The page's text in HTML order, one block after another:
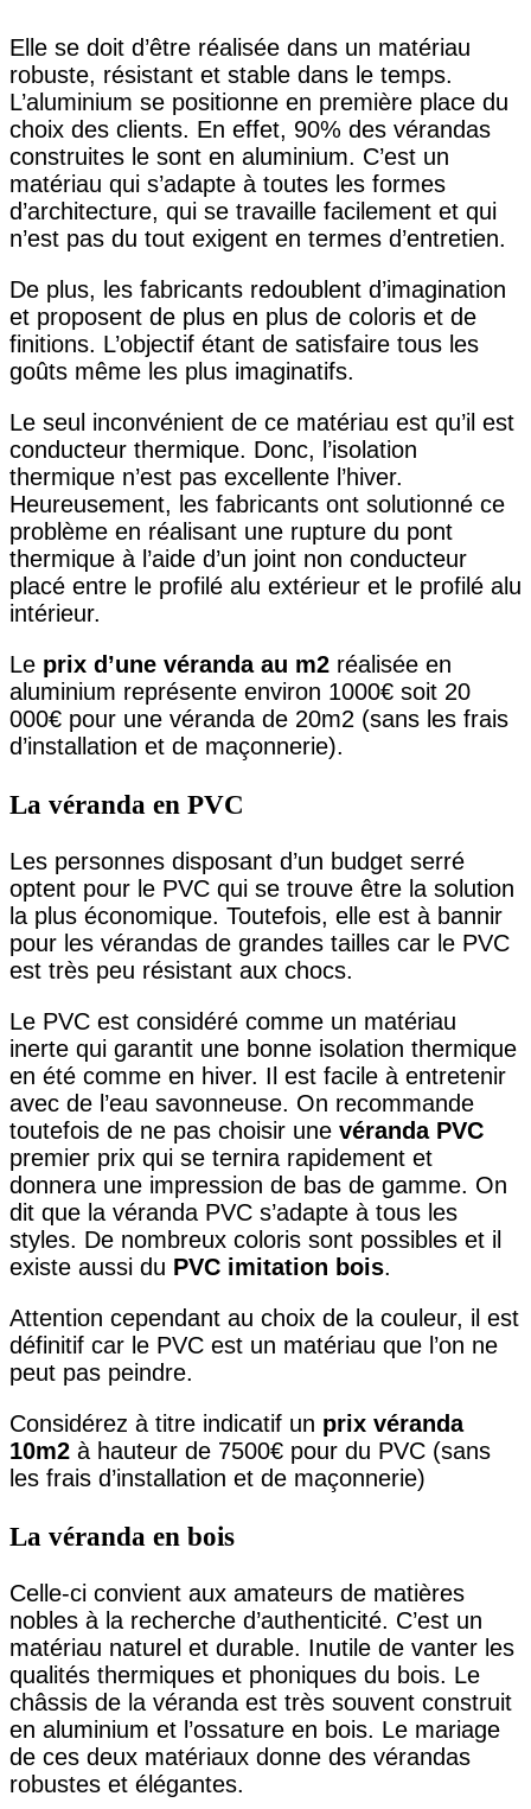
Elle se doit d’être réalisée dans un matériau
robuste, résistant et stable dans le temps.
L’aluminium se positionne en première place du
choix des clients. En effet, 90% des vérandas
construites le sont en aluminium. C’est un
matériau qui s’adapte à toutes les formes
d’architecture, qui se travaille facilement et qui
n’est pas du tout exigent en termes d’entretien.
De plus, les fabricants redoublent d’imagination
et proposent de plus en plus de coloris et de
finitions. L’objectif étant de satisfaire tous les
goûts même les plus imaginatifs.
Le seul inconvénient de ce matériau est qu’il est
conducteur thermique. Donc, l’isolation
thermique n’est pas excellente l’hiver.
Heureusement, les fabricants ont solutionné ce
problème en réalisant une rupture du pont
thermique à l’aide d’un joint non conducteur
placé entre le profilé alu extérieur et le profilé alu
intérieur.
Le prix d’une véranda au m2 réalisée en
aluminium représente environ 1000€ soit 20
000€ pour une véranda de 20m2 (sans les frais
d’installation et de maçonnerie).
La véranda en PVC
Les personnes disposant d’un budget serré
optent pour le PVC qui se trouve être la solution
la plus économique. Toutefois, elle est à bannir
pour les vérandas de grandes tailles car le PVC
est très peu résistant aux chocs.
Le PVC est considéré comme un matériau
inerte qui garantit une bonne isolation thermique
en été comme en hiver. Il est facile à entretenir
avec de l’eau savonneuse. On recommande
toutefois de ne pas choisir une véranda PVC
premier prix qui se ternira rapidement et
donnera une impression de bas de gamme. On
dit que la véranda PVC s’adapte à tous les
styles. De nombreux coloris sont possibles et il
existe aussi du PVC imitation bois.
Attention cependant au choix de la couleur, il est
définitif car le PVC est un matériau que l’on ne
peut pas peindre.
Considérez à titre indicatif un prix véranda
10m2 à hauteur de 7500€ pour du PVC (sans
les frais d’installation et de maçonnerie)
La véranda en bois
Celle-ci convient aux amateurs de matières
nobles à la recherche d’authenticité. C’est un
matériau naturel et durable. Inutile de vanter les
qualités thermiques et phoniques du bois. Le
châssis de la véranda est très souvent construit
en aluminium et l’ossature en bois. Le mariage
de ces deux matériaux donne des vérandas
robustes et élégantes.